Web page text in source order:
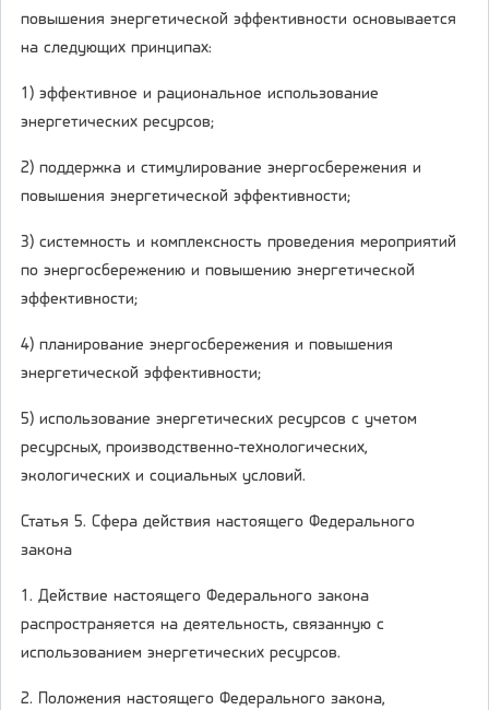
повышения энергетической эффективности основывается
на следующих принципах:
1) эффективное и рациональное использование
энергетических ресурсов;
2) поддержка и стимулирование энергосбережения и
повышения энергетической эффективности;
3) системность и комплексность проведения мероприятий
по энергосбережению и повышению энергетической
эффективности;
4) планирование энергосбережения и повышения
энергетической эффективности;
5) использование энергетических ресурсов с учетом
ресурсных, производственно-технологических,
экологических и социальных условий.
Статья 5. Сфера действия настоящего Федерального
закона
1. Действие настоящего Федерального закона
распространяется на деятельность, связанную с
использованием энергетических ресурсов.
2. Положения настоящего Федерального закона,